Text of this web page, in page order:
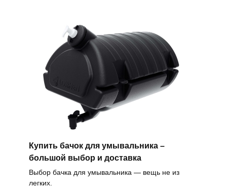
Купить бачок для умывальника –
большой выбор и доставка
Выбор бачка для умывальника — вещь не из
легких.